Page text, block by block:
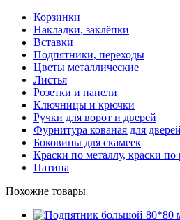
Корзинки
Накладки, заклёпки
Вставки
Подпятники, переходы
Цветы металлические
Листья
Розетки и панели
Ключницы и крючки
Ручки для ворот и дверей
Фурнитура кованая для
Боковины для скамеек
Краски по металлу, краски по
Патина
Похожие товары